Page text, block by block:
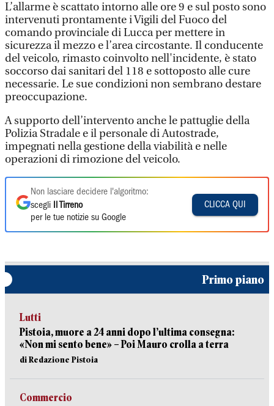
L’allarme è scattato intorno alle ore 9 e sul posto sono
intervenuti prontamente i Vigili del Fuoco del
comando provinciale di Lucca per mettere in
sicurezza il mezzo e l’area circostante. Il conducente
del veicolo, rimasto coinvolto nell'incidente, è stato
soccorso dai sanitari del 118 e sottoposto alle cure
necessarie. Le sue condizioni non sembrano destare
preoccupazione.
A supporto dell’intervento anche le pattuglie della
Polizia Stradale e il personale di Autostrade,
impegnati nella gestione della viabilità e nelle
operazioni di rimozione del veicolo.
Non lasciare decidere l'algoritmo:
scegli
Il Tirreno
per le tue notizie su Google
CLICCA QUI
Primo piano
Lutti
Pistoia, muore a 24 anni dopo l’ultima consegna:
«Non mi sento bene» – Poi Mauro crolla a terra
di Redazione Pistoia
Commercio